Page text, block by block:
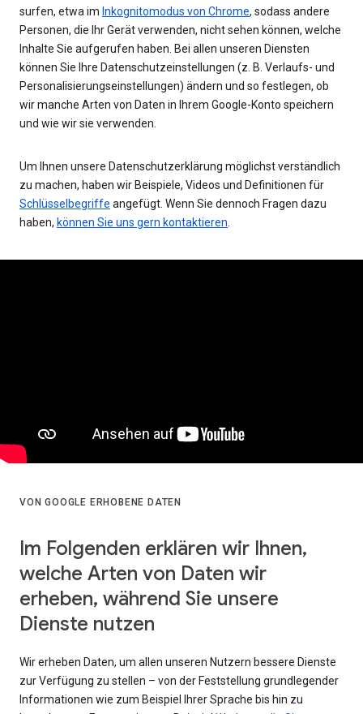
surfen, etwa im Inkognitomodus von Chrome, sodass andere
Personen, die Ihr Gerät verwenden, nicht sehen können, welche
Inhalte Sie aufgerufen haben. Bei allen unseren Diensten
können Sie Ihre Datenschutzeinstellungen (z. B. Verlaufs- und
Personalisierungseinstellungen) ändern und so festlegen, ob
wir manche Arten von Daten in Ihrem Google-Konto speichern
und wie wir sie verwenden.
Um Ihnen unsere Datenschutzerklärung möglichst verständlich
zu machen, haben wir Beispiele, Videos und Definitionen für
Schlüsselbegriffe angefügt. Wenn Sie dennoch Fragen dazu
haben, können Sie uns gern kontaktieren
VON GOOGLE ERHOBENE DATEN
Im Folgenden erklären wir Ihnen,
welche Arten von Daten wir
erheben, während Sie unsere
Dienste nutzen
Wir erheben Daten, um allen unseren Nutzern bessere Dienste
zur Verfügung zu stellen – von der Feststellung grundlegender
Informationen wie zum Beispiel Ihrer Sprache bis hin zu